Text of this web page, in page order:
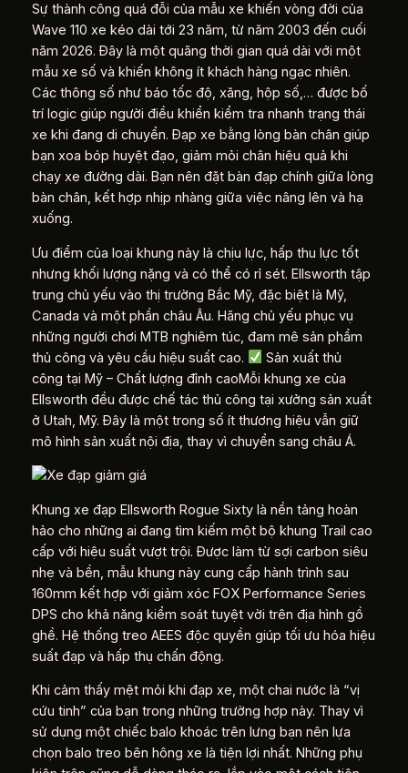
Sự thành công quá đỗi của mẫu xe khiến vòng đời của
Wave 110 xe kéo dài tới 23 năm, từ năm 2003 đến cuối
năm 2026. Đây là một quãng thời gian quá dài với một
mẫu xe số và khiến không ít khách hàng ngạc nhiên.
Các thông số như báo tốc độ, xăng, hộp số,… được bố
trí logic giúp người điều khiển kiểm tra nhanh trạng thái
xe khi đang di chuyển. Đạp xe bằng lòng bàn chân giúp
bạn xoa bóp huyệt đạo, giảm mỏi chân hiệu quả khi
chạy xe đường dài. Bạn nên đặt bàn đạp chính giữa lòng
bàn chân, kết hợp nhịp nhàng giữa việc nâng lên và hạ
xuống.
Ưu điểm của loại khung này là chịu lực, hấp thu lực tốt
nhưng khối lượng nặng và có thể có rỉ sét. Ellsworth tập
trung chủ yếu vào thị trường Bắc Mỹ, đặc biệt là Mỹ,
Canada và một phần châu Âu. Hãng chủ yếu phục vụ
những người chơi MTB nghiêm túc, đam mê sản phẩm
thủ công và yêu cầu hiệu suất cao.
Sản xuất thủ
công tại Mỹ – Chất lượng đỉnh caoMỗi khung xe của
Ellsworth đều được chế tác thủ công tại xưởng sản xuất
ở Utah, Mỹ. Đây là một trong số ít thương hiệu vẫn giữ
mô hình sản xuất nội địa, thay vì chuyển sang châu Á.
Khung xe đạp Ellsworth Rogue Sixty là nền tảng hoàn
hảo cho những ai đang tìm kiếm một bộ khung Trail cao
cấp với hiệu suất vượt trội. Được làm từ sợi carbon siêu
nhẹ và bền, mẫu khung này cung cấp hành trình sau
160mm kết hợp với giảm xóc FOX Performance Series
DPS cho khả năng kiểm soát tuyệt vời trên địa hình gồ
ghề. Hệ thống treo AEES độc quyền giúp tối ưu hóa hiệu
suất đạp và hấp thụ chấn động.
Khi cảm thấy mệt mỏi khi đạp xe, một chai nước là “vị
cứu tinh” của bạn trong những trường hợp này. Thay vì
sử dụng một chiếc balo khoác trên lưng bạn nên lựa
chọn balo treo bên hông xe là tiện lợi nhất. Những phụ